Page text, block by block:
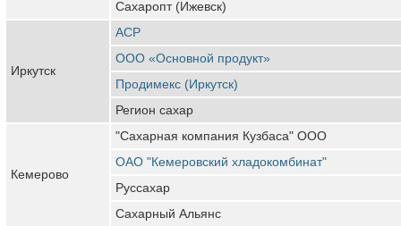
Сахаропт (Ижевск)
Иркутск
АСР
ООО «Основной продукт»
Продимекс (Иркутск)
Регион сахар
Кемерово
"Сахарная компания Кузбаса" ООО
ОАО "Кемеровский хладокомбинат"
Руссахар
Сахарный Альянс